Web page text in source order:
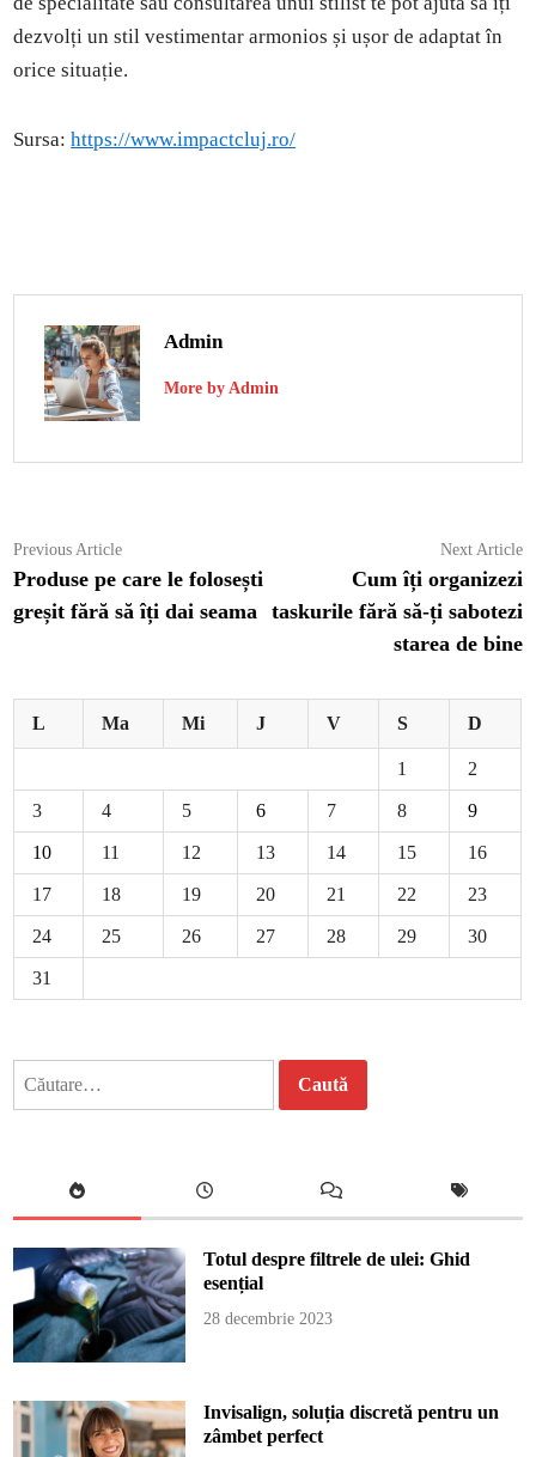
dezvolți un stil vestimentar armonios și ușor de adaptat în
orice situație.
Sursa:https://www.impactcluj.ro/
Admin
More by Admin
Navigare
în
articole
Previous ArticlePrevious
article:
Produse pe care le folosești
greșit fără să îți dai seama
Next Article
Cum îți organizezi
taskurile fără să-ți sabotezi
starea de bine
L Ma Mi J V S D
1 2
3 4 5 6 7 8 9
10 11 12 13 14 15 16
17 18 19 20 21 22 23
24 25 26 27 28 29 30
31
Totul despre filtrele de ulei: Ghid
esențial
28 decembrie 2023
Invisalign, soluția discretă pentru un
zâmbet perfect